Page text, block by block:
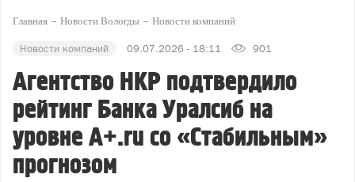
Главная Новости Вологды Новости компаний
Новости компаний 09.07.2026 - 18:11 901
Агентство НКР подтвердило
рейтинг Банка Уралсиб на
уровне A+.ru со «Стабильным»
прогнозом